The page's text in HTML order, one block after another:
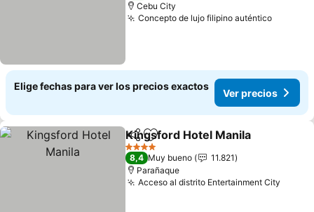
Cebu City
Concepto de lujo filipino auténtico
Elige fechas para ver los precios exactos
Ver precios
CompartirAgregar a favoritos
Kingsford Hotel Manila
4 Estrellas
8,4 Muy bueno
11.821
Parañaque
Acceso al distrito Entertainment City